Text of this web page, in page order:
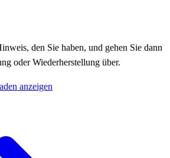
den Sie haben, und gehen Sie dann
oder Wiederherstellung über.
anzeigen